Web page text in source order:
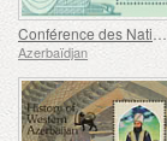
Conférence des Nations Unies sur les Changements Climatiques
Azerbaïdjan